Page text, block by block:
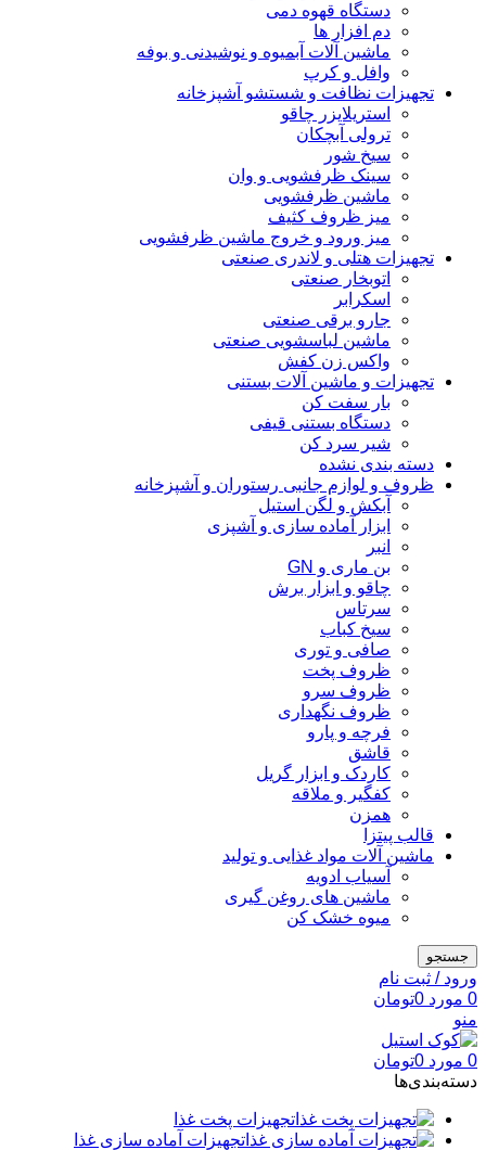
دستگاه قهوه دمی
دم افزار ها
ماشین آلات آبمیوه و نوشیدنی و بوفه
وافل و کرپ
تجهیزات نظافت و شستشو آشپزخانه
استریلایزر چاقو
ترولی آبچکان
سیخ شور
سینک ظرفشویی و وان
ماشین ظرفشویی
میز ظروف کثیف
میز ورود و خروج ماشین ظرفشویی
تجهیزات هتلی و لاندری صنعتی
اتوبخار صنعتی
اسکرابر
جارو برقی صنعتی
ماشین لباسشویی صنعتی
واکس زن کفش
تجهیزات و ماشین آلات بستنی
بار سفت کن
دستگاه بستنی قیفی
شیر سرد کن
دسته بندی نشده
ظروف و لوازم جانبی رستوران و آشپزخانه
آبکش و لگن استیل
ابزار آماده سازی و آشپزی
انبر
بن ماری و GN
چاقو و ابزار برش
سرتاس
سیخ کباب
صافی و توری
ظروف پخت
ظروف سرو
ظروف نگهداری
فرچه و پارو
قاشق
کاردک و ابزار گریل
کفگیر و ملاقه
همزن
قالب پیتزا
ماشین آلات مواد غذایی و تولید
آسیاب ادویه
ماشین های روغن گیری
میوه خشک کن
جستجو
ورود / ثبت نام
0 مورد 0تومان
منو
0 مورد 0تومان
دسته‌بندی‌ها
تجهیزات پخت غذا
تجهیزات آماده سازی غذا